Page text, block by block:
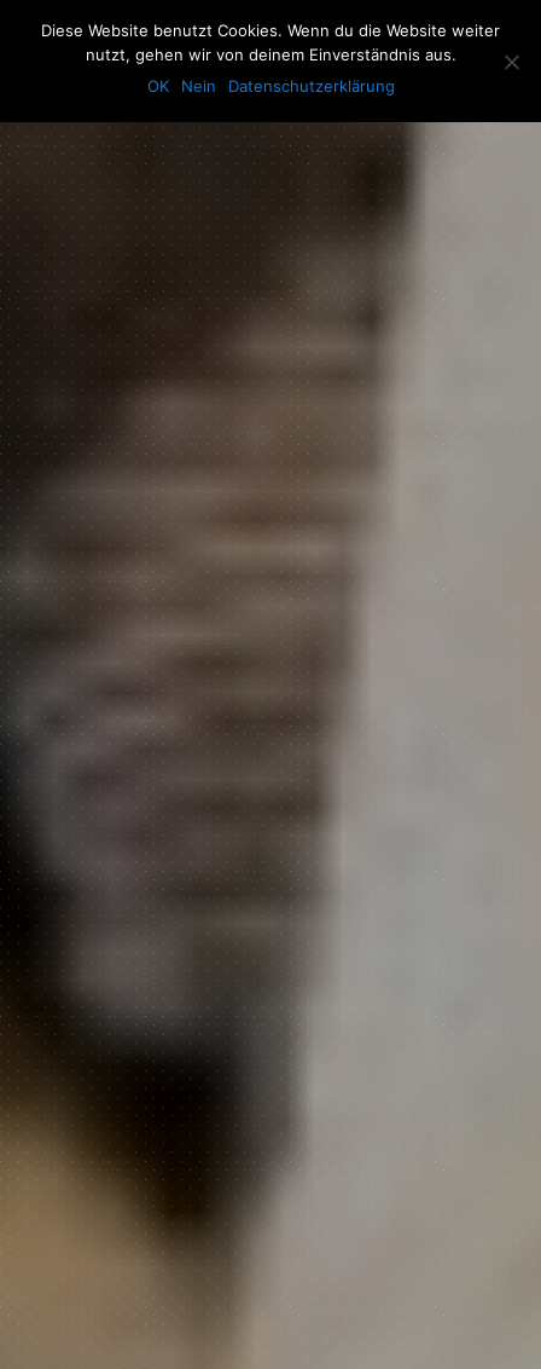
The Howling Men
Diese Website benutzt Cookies. Wenn du die Website weiter
nutzt, gehen wir von deinem Einverständnis aus.
OK
Nein Datenschutzerklärung